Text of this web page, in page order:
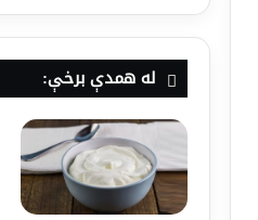
له همدې برخې: